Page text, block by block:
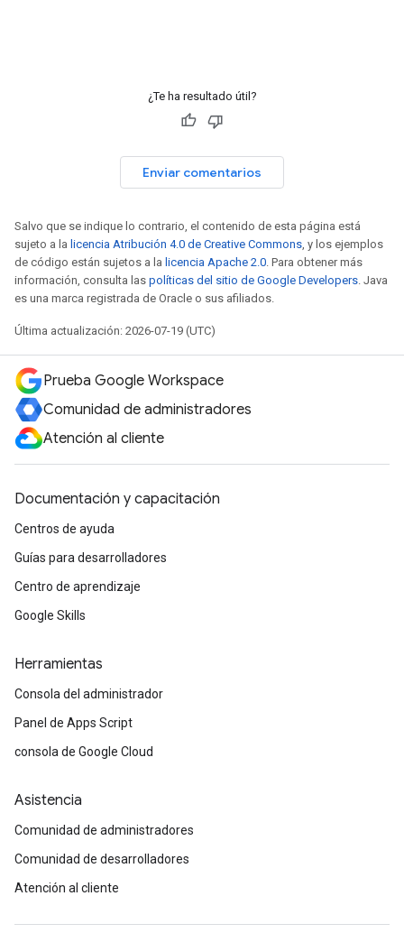
¿Te ha resultado útil?
Enviar comentarios
Salvo que se indique lo contrario, el contenido de esta página está
sujeto a la licencia Atribución 4.0 de Creative Commons, y los ejemplos
de código están sujetos a la licencia Apache 2.0. Para obtener más
información, consulta las políticas del sitio de Google Developers. Java
es una marca registrada de Oracle o sus afiliados.
Última actualización: 2026-07-19 (UTC)
Prueba Google Workspace
Comunidad de administradores
Atención al cliente
Documentación y capacitación
Centros de ayuda
Guías para desarrolladores
Centro de aprendizaje
Google Skills
Herramientas
Consola del administrador
Panel de Apps Script
consola de Google Cloud
Asistencia
Comunidad de administradores
Comunidad de desarrolladores
Atención al cliente